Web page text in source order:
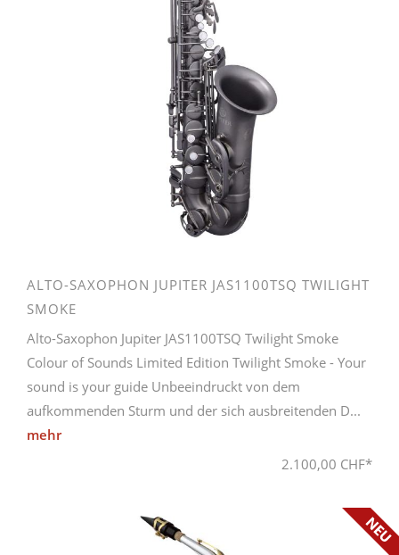
ALTO-SAXOPHON JUPITER JAS1100TSQ TWILIGHT
SMOKE
Alto-Saxophon Jupiter JAS1100TSQ Twilight Smoke
Colour of Sounds Limited Edition Twilight Smoke - Your
sound is your guide Unbeeindruckt von dem
aufkommenden Sturm und der sich ausbreitenden D...
mehr
2.100,00 CHF*